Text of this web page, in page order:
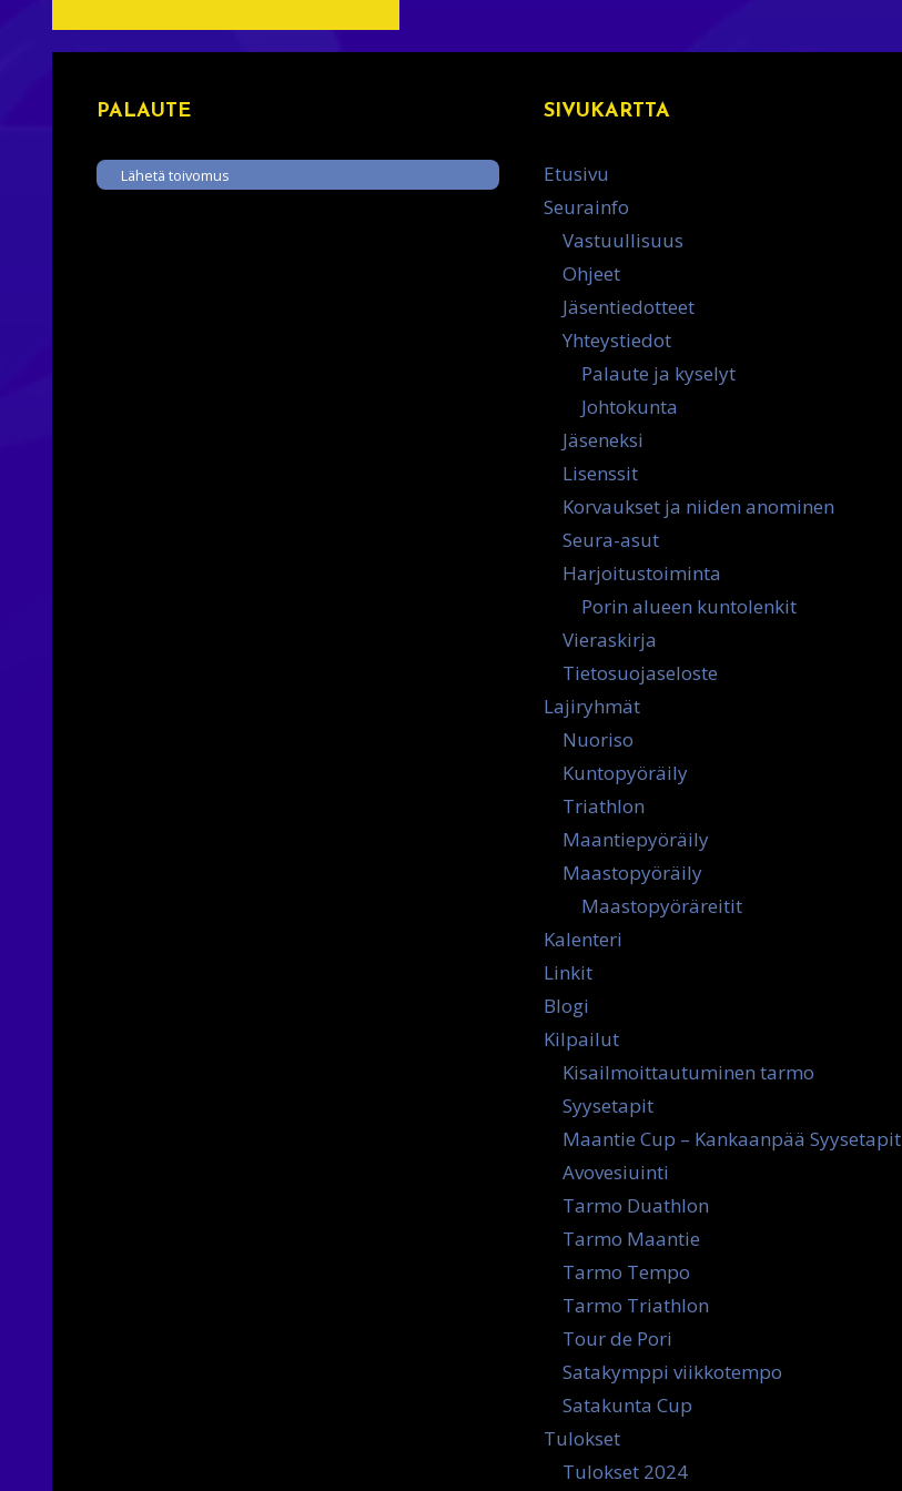
PALAUTE
Lähetä toivomus
SIVUKARTTA
Etusivu
Seurainfo
Vastuullisuus
Ohjeet
Jäsentiedotteet
Yhteystiedot
Palaute ja kyselyt
Johtokunta
Jäseneksi
Lisenssit
Korvaukset ja niiden anominen
Seura-asut
Harjoitustoiminta
Porin alueen kuntolenkit
Vieraskirja
Tietosuojaseloste
Lajiryhmät
Nuoriso
Kuntopyöräily
Triathlon
Maantiepyöräily
Maastopyöräily
Maastopyöräreitit
Kalenteri
Linkit
Blogi
Kilpailut
Kisailmoittautuminen tarmo
Syysetapit
Maantie Cup – Kankaanpää Syysetapit
Avovesiuinti
Tarmo Duathlon
Tarmo Maantie
Tarmo Tempo
Tarmo Triathlon
Tour de Pori
Satakymppi viikkotempo
Satakunta Cup
Tulokset
Tulokset 2024